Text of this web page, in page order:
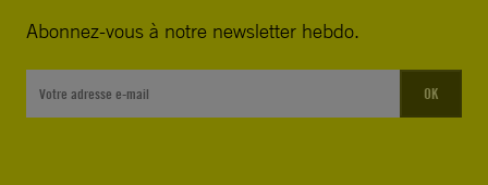
Abonnez-vous à notre newsletter hebdo.
OK